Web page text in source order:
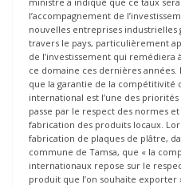
l’accompagnement de
nouvelles entreprises industrielles
travers le pays, particulièrement
de l’investissement qui remédiera
ce domaine ces dernières
que la garantie de la compétitivité
international est l’une des
passe par le respect des normes
fabrication des produits locaux.
fabrication de plaques de plâtre,
commune de Tamsa, que « la
internationaux repose sur le
produit que l’on souhaite exporter